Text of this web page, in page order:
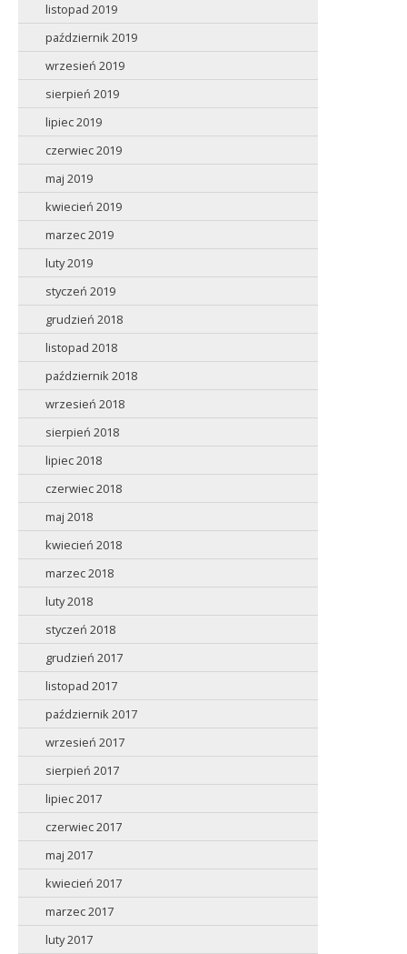
listopad 2019
październik 2019
wrzesień 2019
sierpień 2019
lipiec 2019
czerwiec 2019
maj 2019
kwiecień 2019
marzec 2019
luty 2019
styczeń 2019
grudzień 2018
listopad 2018
październik 2018
wrzesień 2018
sierpień 2018
lipiec 2018
czerwiec 2018
maj 2018
kwiecień 2018
marzec 2018
luty 2018
styczeń 2018
grudzień 2017
listopad 2017
październik 2017
wrzesień 2017
sierpień 2017
lipiec 2017
czerwiec 2017
maj 2017
kwiecień 2017
marzec 2017
luty 2017